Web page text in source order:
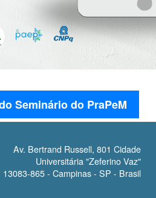
Seminário do PraPeM
Av. Bertrand Russell, 801 Cidade
Universitária "Zeferino Vaz"
13083-865 - Campinas - SP - Brasil